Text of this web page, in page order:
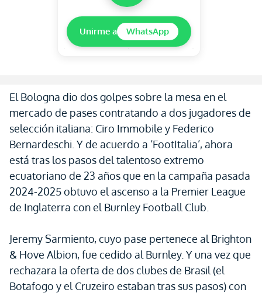
Unirme a WhatsApp
El Bologna dio dos golpes sobre la mesa en el
mercado de pases contratando a dos jugadores de
selección italiana: Ciro Immobile y Federico
Bernardeschi. Y de acuerdo a ‘FootItalia’, ahora
está tras los pasos del talentoso extremo
ecuatoriano de 23 años que en la campaña pasada
2024-2025 obtuvo el ascenso a la Premier League
de Inglaterra con el Burnley Football Club.
Jeremy Sarmiento, cuyo pase pertenece al Brighton
& Hove Albion, fue cedido al Burnley. Y una vez que
rechazara la oferta de dos clubes de Brasil (el
Botafogo y el Cruzeiro estaban tras sus pasos) con